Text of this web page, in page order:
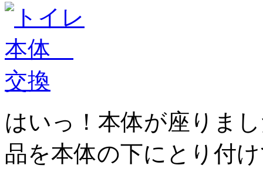
はいっ！本体が座りま
品を本体の下にとり付